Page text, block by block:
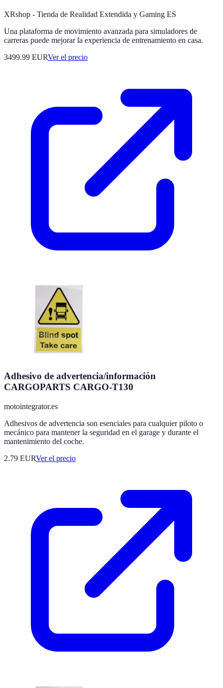
XRshop - Tienda de Realidad Extendida y Gaming ES
Una plataforma de movimiento avanzada para simuladores de
carreras puede mejorar la experiencia de entrenamiento en casa.
3499.99 EURVer el precio
Adhesivo de advertencia/información
CARGOPARTS CARGO-T130
motointegrator.es
Adhesivos de advertencia son esenciales para cualquier piloto o
mecánico para mantener la seguridad en el garage y durante el
mantenimiento del coche.
2.79 EURVer el precio